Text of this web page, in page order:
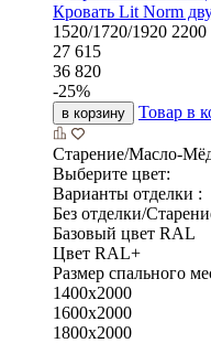
Кровать Lit Norm
1520/1720/1920 2200
27 615
36 820
-25%
в корзину Товар в
Старение/Масло-
Выберите цвет:
Варианты отделки :
Без отделки/
Базовый цвет RAL
Цвет RAL+
Размер спального
1400х2000
1600х2000
1800х2000